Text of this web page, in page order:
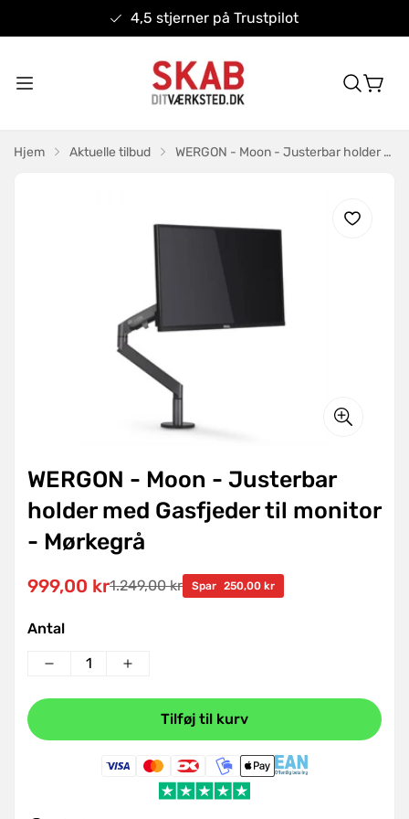
4,5 stjerner på Trustpilot
Hjem Aktuelle tilbud WERGON - Moon - Justerbar holder med Gasfjeder til monitor - Mørkegrå
WERGON - Moon - Justerbar
holder med Gasfjeder til monitor
- Mørkegrå
Udsalgspris
999,00 kr
Normal
pris
1.249,00 kr Spar 250,00 kr
Antal
Tilføj til kurv